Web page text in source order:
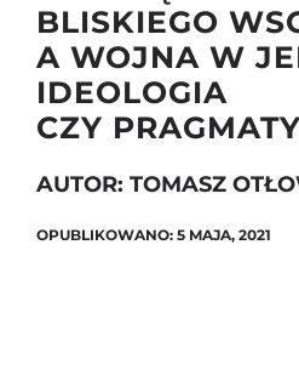
BLISKIEGO
A WOJNA W
IDEOLOGIA
CZY
AUTOR: TOMASZ
OPUBLIKOWANO: 5 MAJA, 2021